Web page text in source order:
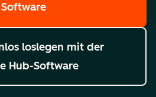
Software
loslegen mit der
Hub-Software